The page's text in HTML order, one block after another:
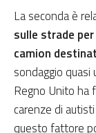
La seconda è
sulle strade
camion
sondaggio
Regno Unito ha
carenze di
questo fattore